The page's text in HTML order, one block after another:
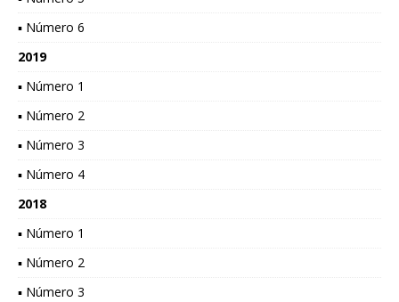
▪ Número 6
2019
▪ Número 1
▪ Número 2
▪ Número 3
▪ Número 4
2018
▪ Número 1
▪ Número 2
▪ Número 3